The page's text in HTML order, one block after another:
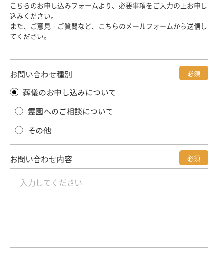
こちらのお申し込みフォームより、必要事項をご入力の上お申し
込みください。
また、ご意見・ご質問など、こちらのメールフォームから送信し
てください。
お問い合わせ種別 必須
葬儀のお申し込みについて
霊園へのご相談について
その他
お問い合わせ内容 必須